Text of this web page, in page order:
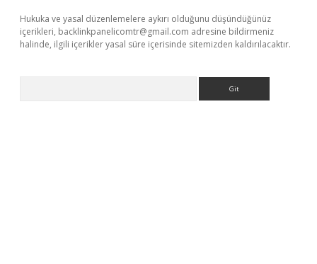
Hukuka ve yasal düzenlemelere aykırı olduğunu düşündüğünüz
içerikleri, backlinkpanelicomtr@gmail.com adresine bildirmeniz
halinde, ilgili içerikler yasal süre içerisinde sitemizden kaldırılacaktır.